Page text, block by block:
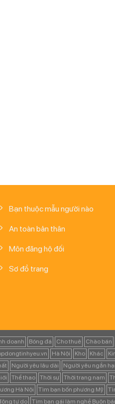
Bạn thuộc mẫu người nào
An toàn bản thân
Môn đăng hộ đối
Sơ đồ trang
doanh Bóng đá Cho thuê Chào bán
Hà Nội Kho Khác
Người yêu lâu dài Người yêu ngắn
Thể thao Thời sự Thời trang nam
Hà Nội Tìm bạn bốn phương Mỹ
tự do Tìm bạn gái làm nghề Buôn